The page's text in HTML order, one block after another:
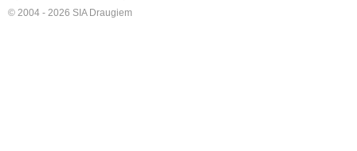
© 2004 - 2026 SIA Draugiem